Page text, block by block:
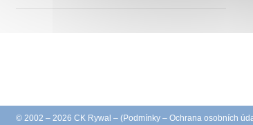
© 2002 – 2026 CK Rywal – (Podmínky – Ochrana osobních